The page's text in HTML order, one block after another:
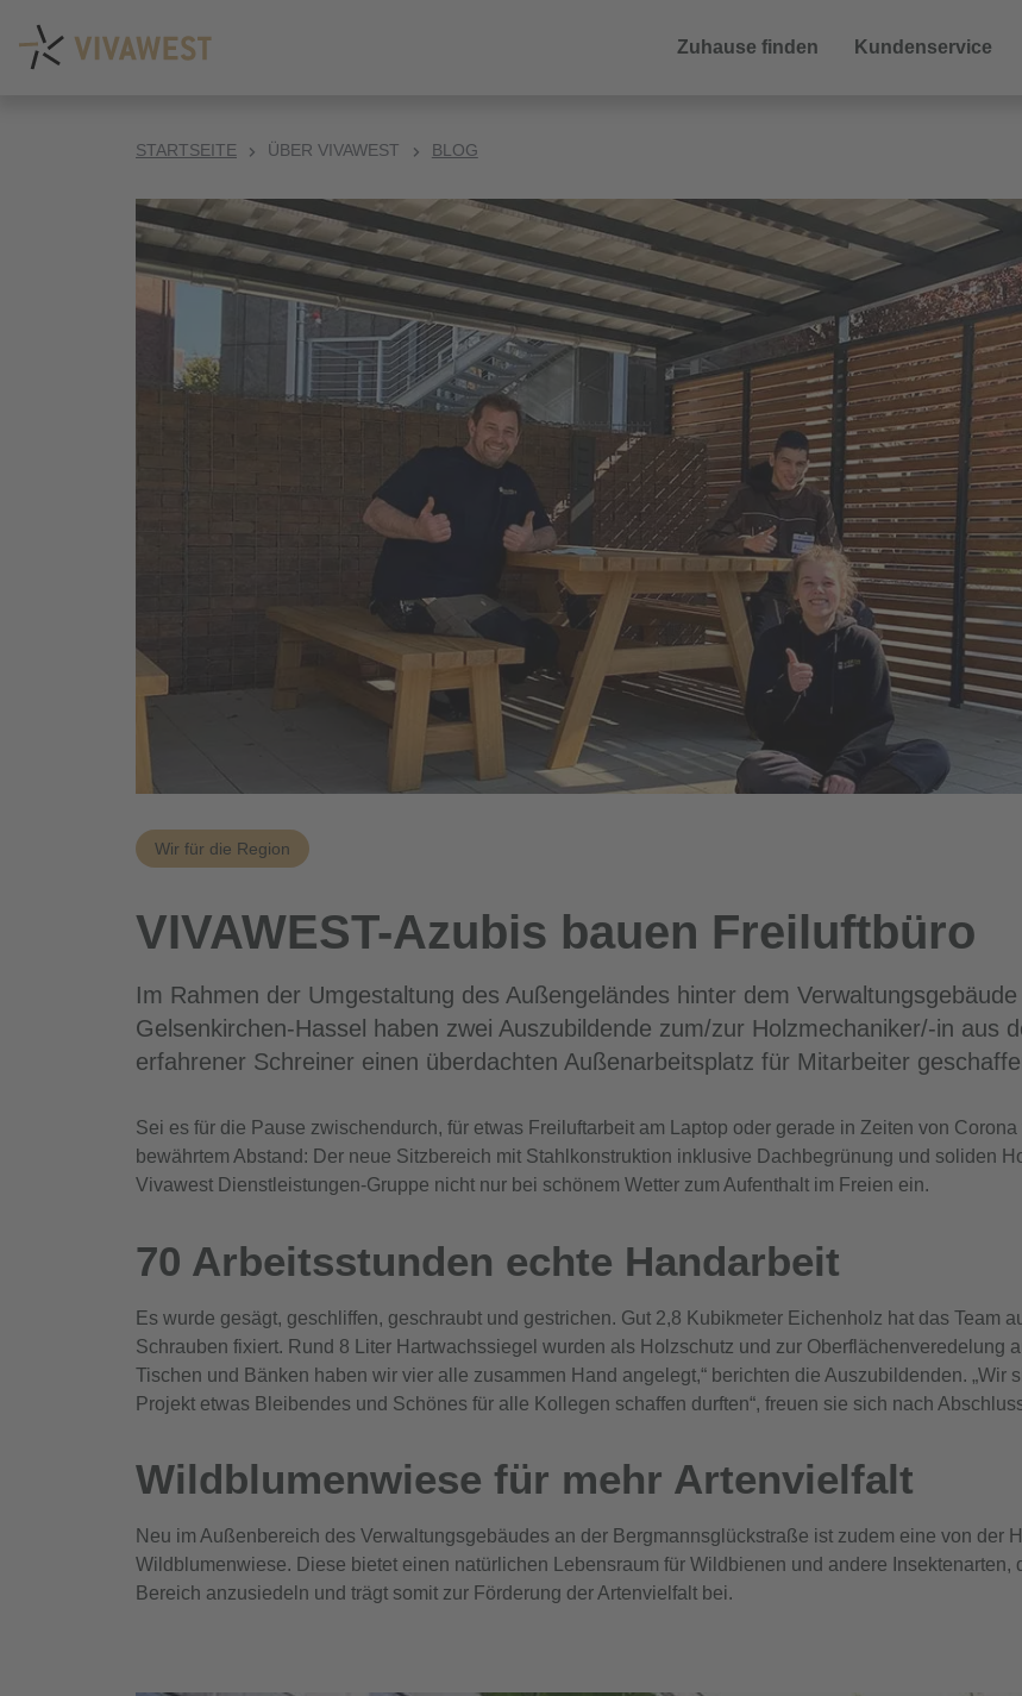
Zuhause finden Kundenservice
STARTSEITE ÜBER VIVAWEST BLOG
Wir für die Region
VIVAWEST-Azubis bauen Freiluftbüro
Im Rahmen der Umgestaltung des Außengeländes hinter dem
Gelsenkirchen-Hassel haben zwei Auszubildende zum/zur Holzmechaniker/-in aus
erfahrener Schreiner einen überdachten Außenarbeitsplatz für Mitarbeiter
Sei es für die Pause zwischendurch, für etwas Freiluftarbeit am Laptop oder gerade in Zeiten von
bewährtem Abstand: Der neue Sitzbereich mit Stahlkonstruktion inklusive Dachbegrünung und soliden
Vivawest Dienstleistungen-Gruppe nicht nur bei schönem Wetter zum Aufenthalt im Freien ein.
70 Arbeitsstunden echte Handarbeit
Es wurde gesägt, geschliffen, geschraubt und gestrichen. Gut 2,8 Kubikmeter Eichenholz hat das Team
Schrauben fixiert. Rund 8 Liter Hartwachssiegel wurden als Holzschutz und zur Oberflächenveredelung
Tischen und Bänken haben wir vier alle zusammen Hand angelegt,“ berichten die Auszubildenden. „Wir
Projekt etwas Bleibendes und Schönes für alle Kollegen schaffen durften“, freuen sie sich nach
Wildblumenwiese für mehr Artenvielfalt
Neu im Außenbereich des Verwaltungsgebäudes an der Bergmannsglückstraße ist zudem eine von der
Wildblumenwiese. Diese bietet einen natürlichen Lebensraum für Wildbienen und andere Insektenarten,
Bereich anzusiedeln und trägt somit zur Förderung der Artenvielfalt bei.